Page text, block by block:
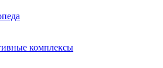
комплексы